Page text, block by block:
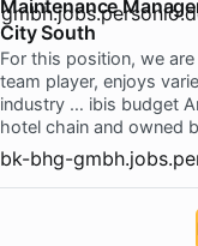
Maintenance
City South
For this position, we
team player, enjoys
industry … ibis budget
hotel chain and owned
bk-bhg-